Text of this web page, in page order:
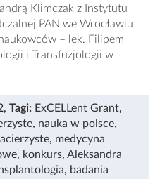
Klimczak z Instytutu
PAN we Wrocławiu
– lek. Filipem
i Transfuzjologii w
, Tagi: ExCELLent Grant,
, nauka w polsce,
, medycyna
, konkurs, Aleksandra
, badania